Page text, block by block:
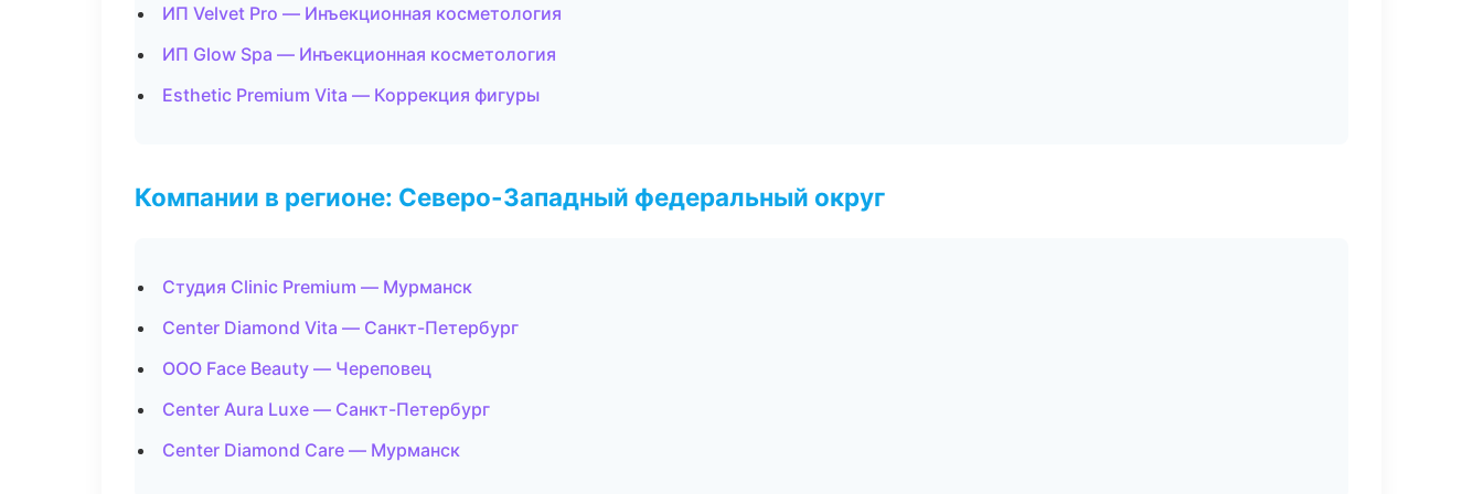
ИП Velvet Pro — Инъекционная косметология
ИП Glow Spa — Инъекционная косметология
Esthetic Premium Vita — Коррекция фигуры
Компании в регионе: Северо-Западный федеральный округ
Студия Clinic Premium — Мурманск
Center Diamond Vita — Санкт-Петербург
ООО Face Beauty — Череповец
Center Aura Luxe — Санкт-Петербург
Center Diamond Care — Мурманск